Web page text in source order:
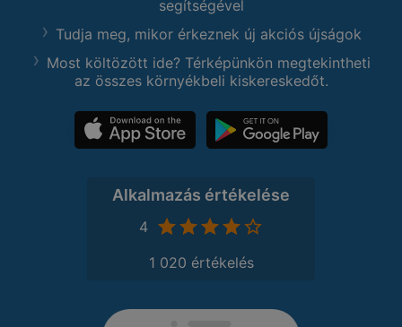
segítségével
Tudja meg, mikor érkeznek új akciós újságok
Most költözött ide? Térképünkön megtekintheti
az összes környékbeli kiskereskedőt.
Alkalmazás értékelése
4
1 020 értékelés